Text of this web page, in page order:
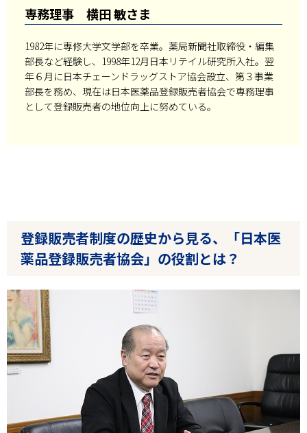
専務理事 横田 敏さま
1982年に専修大学文学部を卒業。薬局新聞社取締役・編集
部長など経験し、1998年12月日本リテイル研究所入社。翌
年６月に日本チェーンドラッグストア協会設立、第３事業
部長を務め、現在は日本医薬品登録販売者協会で専務理事
として登録販売者の地位向上に努めている。
登録販売者制度の歴史から見る、「日本医
薬品登録販売者協会」の役割とは？